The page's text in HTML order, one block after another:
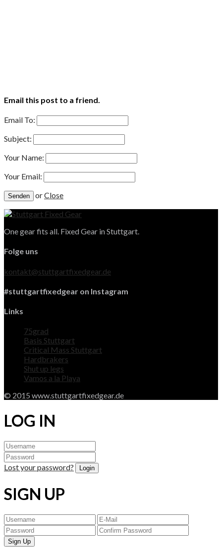
Email this post to a friend.
Email To:
Subject:
Your Name:
Your Email:
orClose
One gear fits all. Fixed Gear in Stuttgart.
Folge uns
kontakt@stuttgartfixedgear.de
#stuttgartfixedgear on Instagram
Links
75grad
Basis Stuttgart
Critical Mass Stuttgart
Hardbrakers
Shut up legs
Vamos a la Playa
© 2015 www.stuttgartfixedgear.de
LOG IN
Lost your password?
SIGN UP